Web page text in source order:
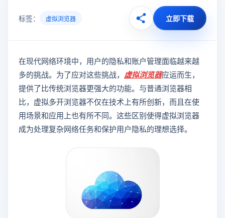
标签： 虚拟浏览器 立即下载
在现代网络环境中，用户的隐私和账户管理面临越来越
多的挑战。为了应对这些挑战， 虚拟浏览器应运而生，
提供了比传统浏览器更强大的功能。与普通浏览器相
比，虚拟多开浏览器不仅在技术上有所创新，而且在使
用场景和应用上也有所不同。这些区别使得虚拟浏览器
成为处理复杂网络任务和保护用户隐私的理想选择。